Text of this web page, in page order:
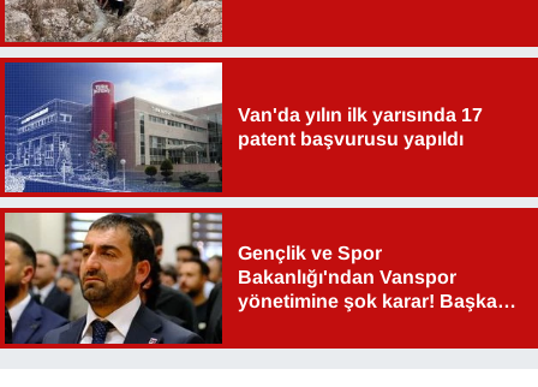
Van'da yılın ilk yarısında 17
patent başvurusu yapıldı
Gençlik ve Spor
Bakanlığı'ndan Vanspor
yönetimine şok karar! Başkan